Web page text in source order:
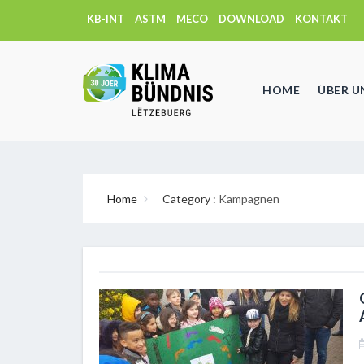
KB-INT ASTM MECO DOWNLOAD KONTAKT
HOME ÜBER
Home Category : Kampagnen